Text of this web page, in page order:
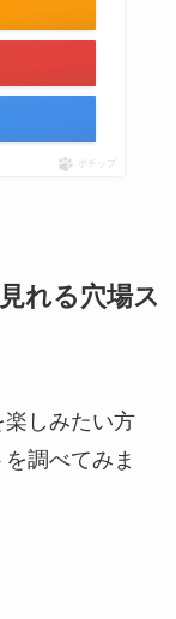
ポチップ
れる穴場ス
しみたい方
調べてみま